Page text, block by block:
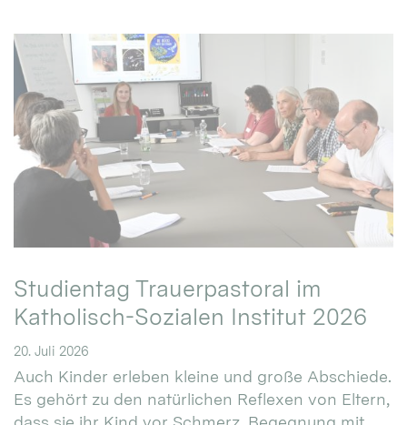
Studientag Trauerpastoral im
Katholisch-Sozialen Institut 2026
20. Juli 2026
Auch Kinder erleben kleine und große Abschiede.
Es gehört zu den natürlichen Reflexen von Eltern,